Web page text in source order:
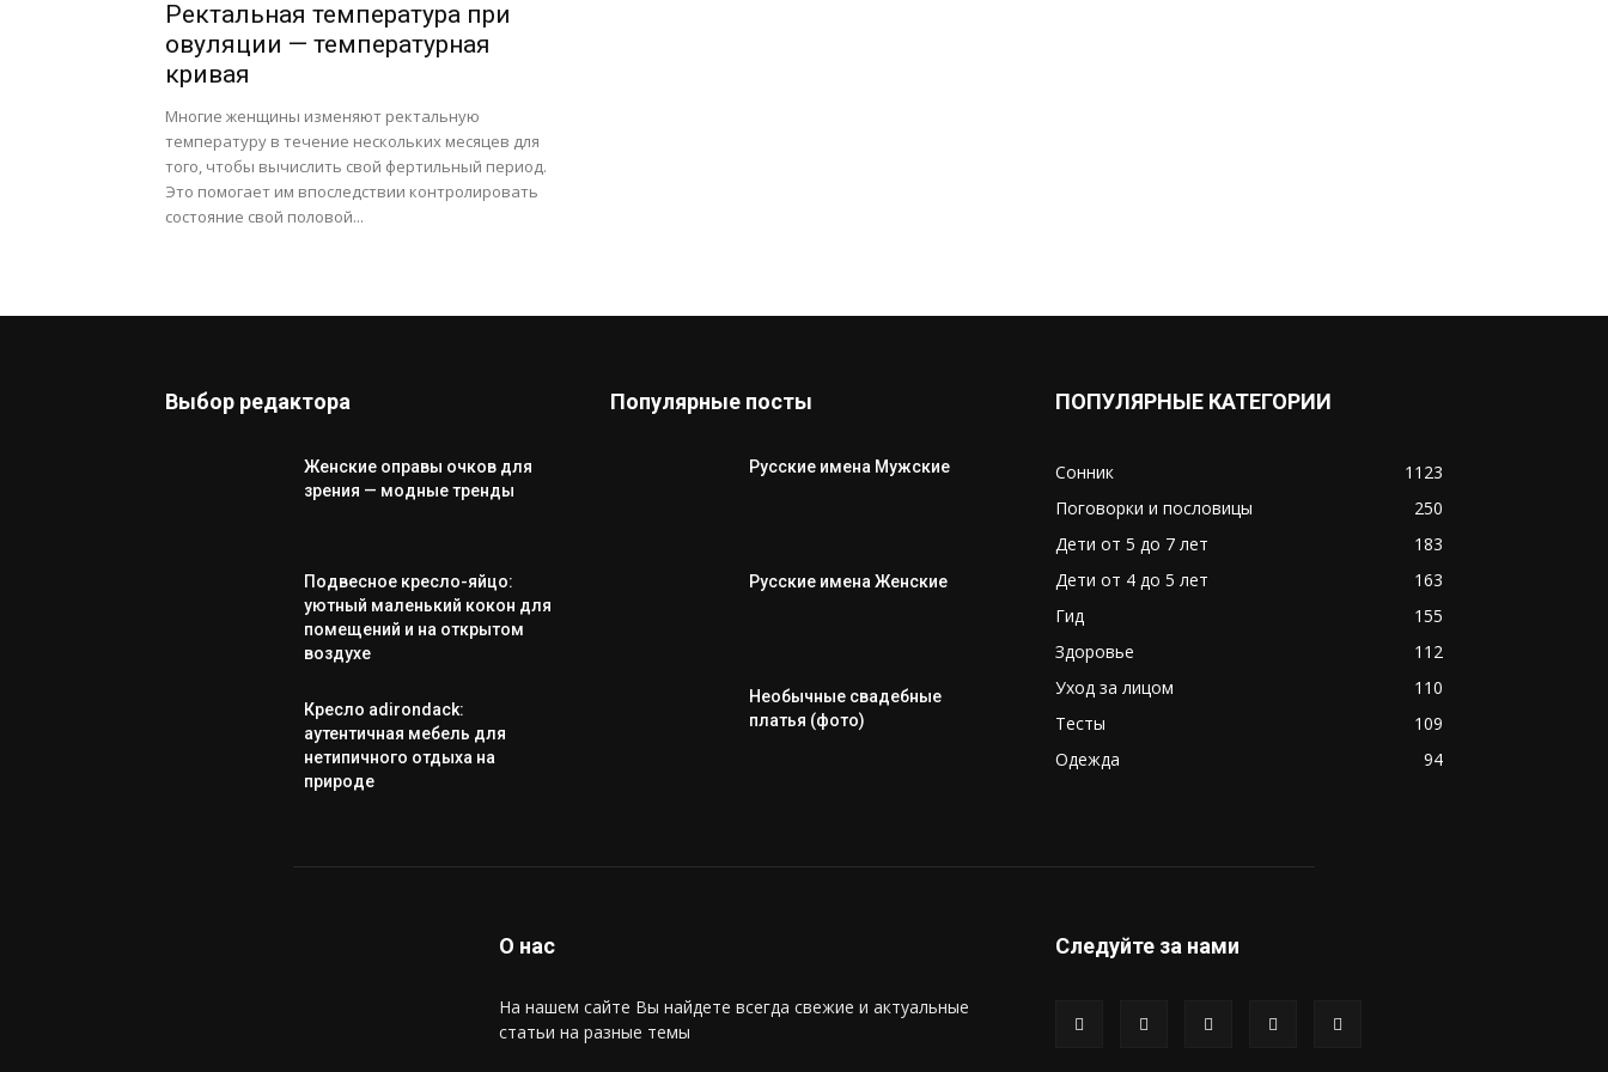
Ректальная температура при
овуляции — температурная
кривая
Многие женщины изменяют ректальную
температуру в течение нескольких месяцев для
того, чтобы вычислить свой фертильный период.
Это помогает им впоследствии контролировать
состояние свой половой...
Выбор редактора
Женские оправы очков для
зрения — модные тренды
Подвесное кресло-яйцо:
уютный маленький кокон для
помещений и на открытом
воздухе
Кресло adirondack:
аутентичная мебель для
нетипичного отдыха на
природе
Популярные посты
Русские имена Мужские
Русские имена Женские
Необычные свадебные
платья (фото)
ПОПУЛЯРНЫЕ КАТЕГОРИИ
Сонник
1123
Поговорки и пословицы
250
Дети от 5 до 7 лет
183
Дети от 4 до 5 лет
163
Гид
155
Здоровье
112
Уход за лицом
110
Тесты
109
Одежда
94
О нас
На нашем сайте Вы найдете всегда свежие и актуальные
статьи на разные темы
Следуйте за нами